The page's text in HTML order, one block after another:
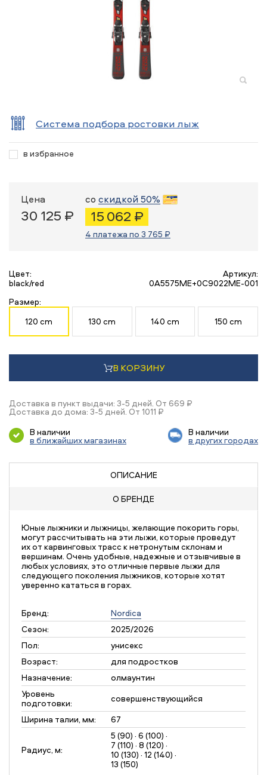
Система подбора ростовки лыж
в избранное
Цена
30 125 ₽
со скидкой 50%
15 062 ₽
4 платежа по 3 765 ₽
Цвет:
black/red
Артикул:
0A5575ME+0C9022ME-001
Размер:
120 cm
130 cm 140 cm 150 cm
В КОРЗИНУ
Доставка в пункт выдачи: 3-5 дней. От 669 ₽
Доставка до дома: 3-5 дней. От 1011 ₽
В наличии
в ближайших магазинах
В наличии
в других городах
ОПИСАНИЕ
О БРЕНДЕ
Юные лыжники и лыжницы, желающие покорить горы,
могут рассчитывать на эти лыжи, которые проведут
их от карвинговых трасс к нетронутым склонам и
вершинам. Очень удобные, надежные и отзывчивые в
любых условиях, это отличные первые лыжи для
следующего поколения лыжников, которые хотят
уверенно кататься в горах.
Бренд:
Nordica
Сезон:
2025/2026
Пол:
унисекс
Возраст:
для подростков
Назначение:
олмаунтин
Уровень
подготовки:
совершенствующийся
Ширина талии, мм:
67
Радиус, м:
5 (90) · 6 (100) ·
7 (110) · 8 (120) ·
10 (130) · 12 (140) ·
13 (150)